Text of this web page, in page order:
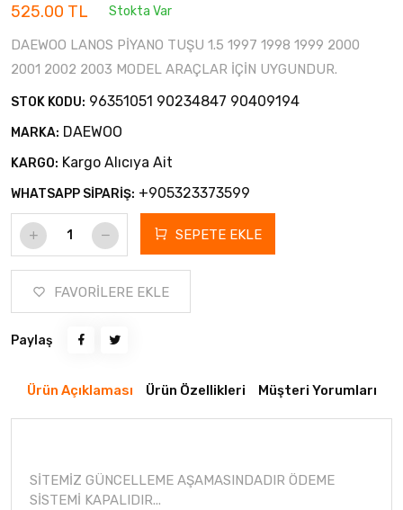
525.00 TL Stokta Var
DAEWOO LANOS PİYANO TUŞU 1.5 1997 1998 1999 2000
2001 2002 2003 MODEL ARAÇLAR İÇİN UYGUNDUR.
STOK KODU: 96351051 90234847 90409194
MARKA: DAEWOO
KARGO: Kargo Alıcıya Ait
WHATSAPP SİPARİŞ: +905323373599
SEPETE EKLE
FAVORİLERE EKLE
Paylaş
Ürün Açıklaması Ürün Özellikleri Müşteri Yorumları
SİTEMİZ GÜNCELLEME AŞAMASINDADIR ÖDEME
SİSTEMİ KAPALIDIR...